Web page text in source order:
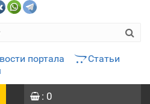
портала
Статьи
: 0